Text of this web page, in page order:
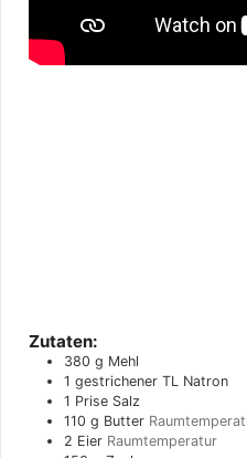
Zutaten:
380 g Mehl
1 gestrichener TL Natron
1 Prise Salz
110 g Butter
2 Eier Raumtemperatur